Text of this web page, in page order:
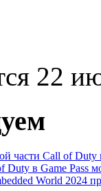
22
в Game Pass